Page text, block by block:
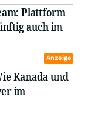
Plattform
auch im
Anzeige
Kanada und
im